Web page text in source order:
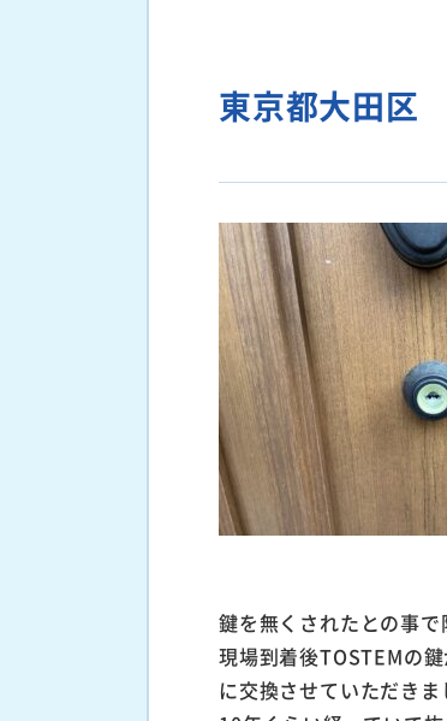
東京都大田区
鍵を無くされたとの事で
現場到着後TOSTEMの
に交換させていただきま